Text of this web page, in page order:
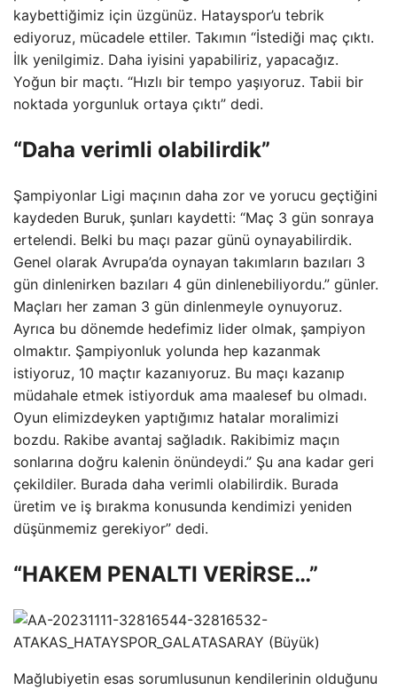
kaybettiğimiz için üzgünüz. Hatayspor’u tebrik
ediyoruz, mücadele ettiler. Takımın “İstediği maç çıktı.
İlk yenilgimiz. Daha iyisini yapabiliriz, yapacağız.
Yoğun bir maçtı. “Hızlı bir tempo yaşıyoruz. Tabii bir
noktada yorgunluk ortaya çıktı” dedi.
“Daha verimli olabilirdik”
Şampiyonlar Ligi maçının daha zor ve yorucu geçtiğini
kaydeden Buruk, şunları kaydetti: “Maç 3 gün sonraya
ertelendi. Belki bu maçı pazar günü oynayabilirdik.
Genel olarak Avrupa’da oynayan takımların bazıları 3
gün dinlenirken bazıları 4 gün dinlenebiliyordu.” günler.
Maçları her zaman 3 gün dinlenmeyle oynuyoruz.
Ayrıca bu dönemde hedefimiz lider olmak, şampiyon
olmaktır. Şampiyonluk yolunda hep kazanmak
istiyoruz, 10 maçtır kazanıyoruz. Bu maçı kazanıp
müdahale etmek istiyorduk ama maalesef bu olmadı.
Oyun elimizdeyken yaptığımız hatalar moralimizi
bozdu. Rakibe avantaj sağladık. Rakibimiz maçın
sonlarına doğru kalenin önündeydi.” Şu ana kadar geri
çekildiler. Burada daha verimli olabilirdik. Burada
üretim ve iş bırakma konusunda kendimizi yeniden
düşünmemiz gerekiyor” dedi.
“HAKEM PENALTI VERİRSE…”
Mağlubiyetin esas sorumlusunun kendilerinin olduğunu